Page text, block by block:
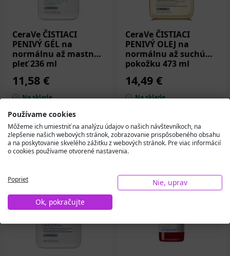
CeraVe ČISTIACI
PENIVÝ GÉL na
normálnu až mastnú
pleť 236 ml
11,58 €
Na sklade
Do košíka
CeraVe ČISTIACI
PENIVÝ OLEJ na
normálnu až suchú
pokožku 473 ml
14,49 €
Na sklade
Do košíka
Používame cookies
Môžeme ich umiestniť na analýzu údajov o našich návštevníkoch, na
zlepšenie našich webových stránok, zobrazovanie prispôsobeného obsahu
a na poskytovanie skvelého zážitku z webových stránok. Pre viac informácií
o cookies používame otvorené nastavenia.
Poprieť
Nie, uprav
Ok, pokračujte